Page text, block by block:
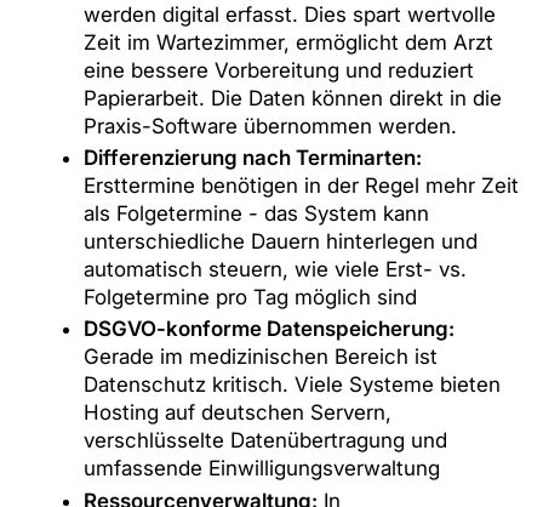
werden digital erfasst. Dies spart wertvolle
Zeit im Wartezimmer, ermöglicht dem Arzt
eine bessere Vorbereitung und reduziert
Papierarbeit. Die Daten können direkt in die
Praxis-Software übernommen werden.
Differenzierung nach Terminarten:
Ersttermine benötigen in der Regel mehr Zeit
als Folgetermine - das System kann
unterschiedliche Dauern hinterlegen und
automatisch steuern, wie viele Erst- vs.
Folgetermine pro Tag möglich sind
DSGVO-konforme Datenspeicherung:
Gerade im medizinischen Bereich ist
Datenschutz kritisch. Viele Systeme bieten
Hosting auf deutschen Servern,
verschlüsselte Datenübertragung und
umfassende Einwilligungsverwaltung
Ressourcenverwaltung: In